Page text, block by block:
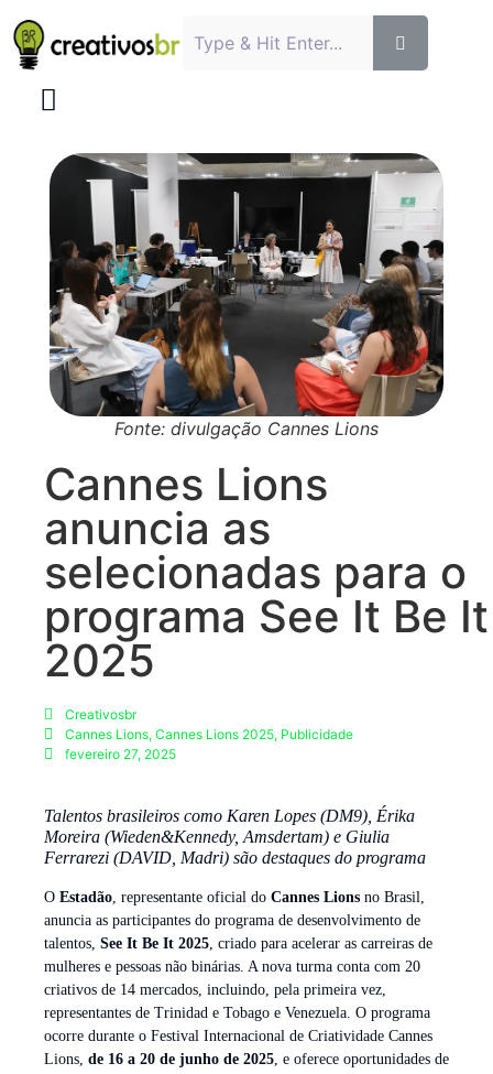
Fonte: divulgação Cannes Lions
Cannes Lions
anuncia as
selecionadas para o
programa See It Be It
2025
Creativosbr
Cannes Lions, Cannes Lions 2025, Publicidade
fevereiro 27, 2025
Talentos brasileiros como Karen Lopes (DM9), Érika
Moreira (Wieden&Kennedy, Amsdertam) e Giulia
Ferrarezi (DAVID, Madri) são destaques do programa
O Estadão, representante oficial do Cannes Lions no Brasil,
anuncia as participantes do programa de desenvolvimento de
talentos, See It Be It 2025, criado para acelerar as carreiras de
mulheres e pessoas não binárias. A nova turma conta com 20
criativos de 14 mercados, incluindo, pela primeira vez,
representantes de Trinidad e Tobago e Venezuela. O programa
ocorre durante o Festival Internacional de Criatividade Cannes
Lions, de 16 a 20 de junho de 2025, e oferece oportunidades de